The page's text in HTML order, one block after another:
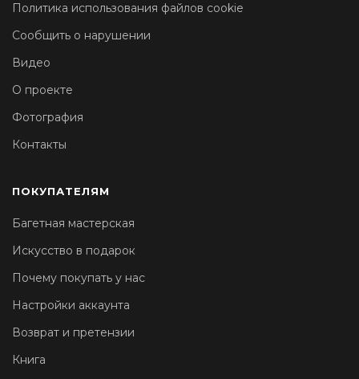
Политика использования файлов cookie
Сообщить о нарушении
Видео
О проекте
Фотография
Контакты
ПОКУПАТЕЛЯМ
Багетная мастерская
Искусство в подарок
Почему покупать у нас
Настройки аккаунта
Возврат и претензии
Книга